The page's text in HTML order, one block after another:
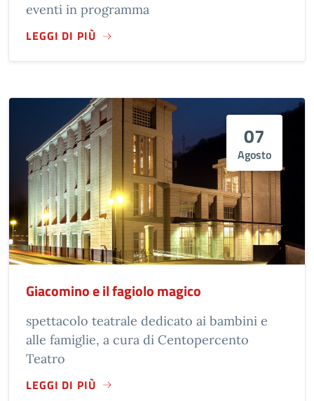
eventi in programma
LEGGI DI PIÙ
07
Agosto
Giacomino e il fagiolo magico
spettacolo teatrale dedicato ai bambini e
alle famiglie, a cura di Centopercento
Teatro
LEGGI DI PIÙ